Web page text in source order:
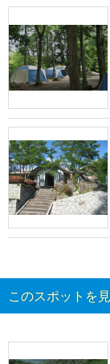
このスポットを